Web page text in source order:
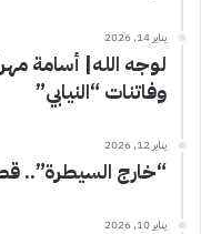
يناير 14, 2026
لوجه الله| أسامة
وفاتنات “النيابي”
يناير 12, 2026
“خارج السيطرة”..
يناير 10, 2026